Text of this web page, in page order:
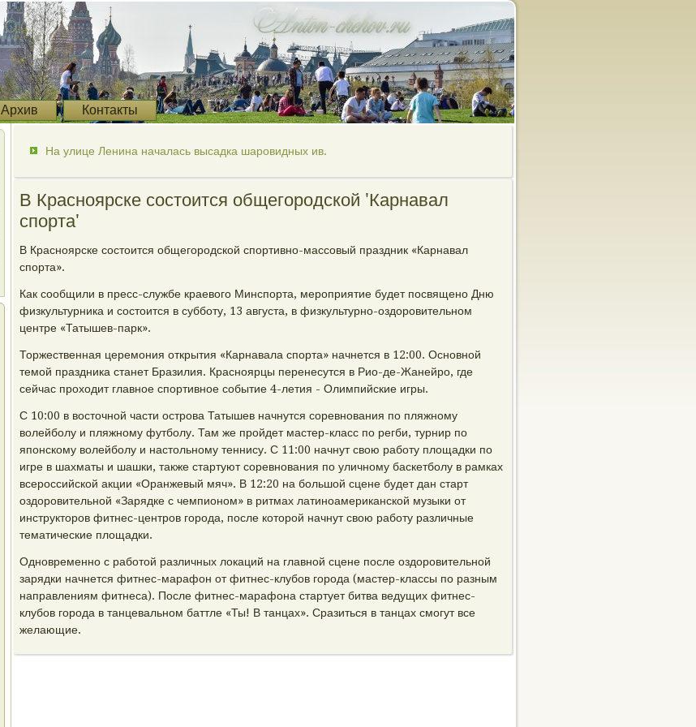
Архив Контакты
На улице Ленина началась высадка шаровидных ив.
В Красноярске состоится общегородской 'Карнавал
спорта'
В Красноярске состоится общегородской спортивно-массовый праздник «Карнавал
спорта».
Как сообщили в пресс-службе краевого Минспорта, мероприятие будет посвящено Дню
физкультурника и состоится в субботу, 13 августа, в физкультурно-оздоровительном
центре «Татышев-парк».
Торжественная церемония открытия «Карнавала спорта» начнется в 12:00. Основной
темой праздника станет Бразилия. Красноярцы перенесутся в Рио-де-Жанейро, где
сейчас проходит главное спортивное событие 4-летия - Олимпийские игры.
С 10:00 в восточной части острова Татышев начнутся соревнования по пляжному
волейболу и пляжному футболу. Там же пройдет мастер-класс по регби, турнир по
японскому волейболу и настольному теннису. С 11:00 начнут свою работу площадки по
игре в шахматы и шашки, также стартуют соревнования по уличному баскетболу в рамках
всероссийской акции «Оранжевый мяч». В 12:20 на большой сцене будет дан старт
оздоровительной «Зарядке с чемпионом» в ритмах латиноамериканской музыки от
инструкторов фитнес-центров города, после которой начнут свою работу различные
тематические площадки.
Одновременно с работой различных локаций на главной сцене после оздоровительной
зарядки начнется фитнес-марафон от фитнес-клубов города (мастер-классы по разным
направлениям фитнеса). После фитнес-марафона стартует битва ведущих фитнес-
клубов города в танцевальном баттле «Ты! В танцах». Сразиться в танцах смогут все
желающие.